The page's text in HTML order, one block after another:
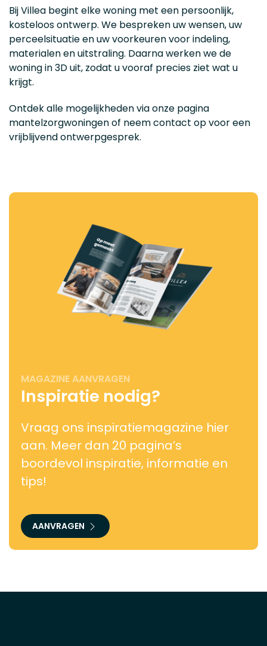
Bij Villea begint elke woning met een persoonlijk,
kosteloos ontwerp. We bespreken uw wensen, uw
perceelsituatie en uw voorkeuren voor indeling,
materialen en uitstraling. Daarna werken we de
woning in 3D uit, zodat u vooraf precies ziet wat u
krijgt.
Ontdek alle mogelijkheden via onze pagina
mantelzorgwoningen of neem contact op voor een
vrijblijvend ontwerpgesprek.
MAGAZINE AANVRAGEN
Inspiratie nodig?
Vraag ons inspiratiemagazine hier
aan. Meer dan 20 pagina’s
boordevol inspiratie, informatie en
tips!
AANVRAGEN